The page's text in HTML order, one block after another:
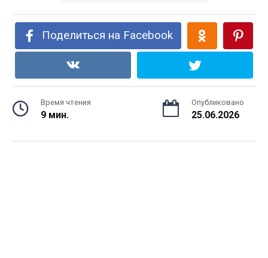
Поделиться на Facebook
Время чтения
9 мин.
Опубликовано
25.06.2026